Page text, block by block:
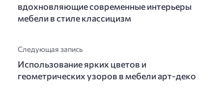
вдохновляющие современные интерьеры
мебели в стиле классицизм
Следующая запись
Использование ярких цветов и
геометрических узоров в мебели арт-деко